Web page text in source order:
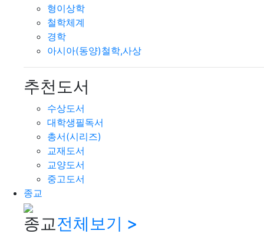
형이상학
철학체계
경학
아시아(동양)철학,사상
추천도서
수상도서
대학생필독서
총서(시리즈)
교재도서
교양도서
중고도서
종교
종교전체보기 >